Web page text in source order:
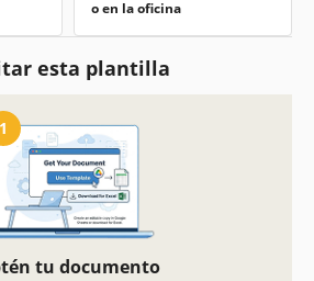
o en la oficina
esta plantilla
1
tu documento